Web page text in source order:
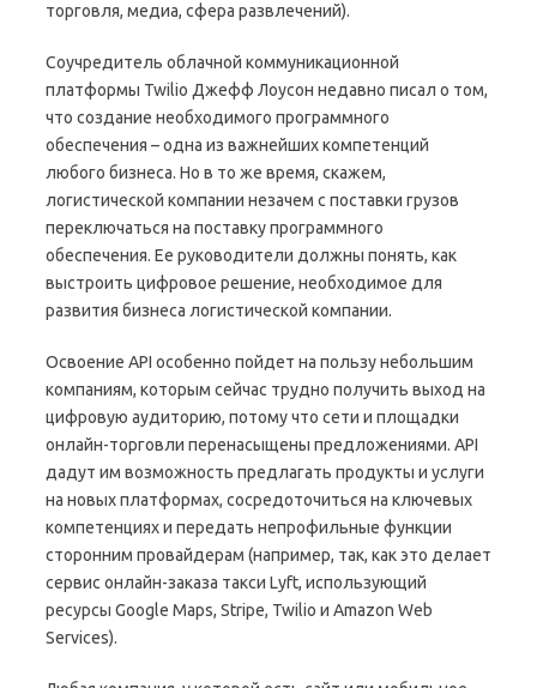
торговля, медиа, сфера развлечений).
Соучредитель облачной коммуникационной
платформы Twilio Джефф Лоусон недавно писал о том,
что создание необходимого программного
обеспечения – одна из важнейших компетенций
любого бизнеса. Но в то же время, скажем,
логистической компании незачем с поставки грузов
переключаться на поставку программного
обеспечения. Ее руководители должны понять, как
выстроить цифровое решение, необходимое для
развития бизнеса логистической компании.
Освоение API особенно пойдет на пользу небольшим
компаниям, которым сейчас трудно получить выход на
цифровую аудиторию, потому что сети и площадки
онлайн-торговли перенасыщены предложениями. API
дадут им возможность предлагать продукты и услуги
на новых платформах, сосредоточиться на ключевых
компетенциях и передать непрофильные функции
сторонним провайдерам (например, так, как это делает
сервис онлайн-заказа такси Lyft, использующий
ресурсы Google Maps, Stripe, Twilio и Amazon Web
Services).